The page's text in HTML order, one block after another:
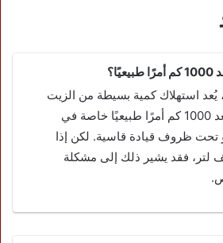
استهلاك كمية بسيطة من الزيت
(أقل من 250 مل) بعد 1000 كم أمرًا طبيعيًا خاصة في
تحت ظروف قيادة قاسية. لكن إذا
لتر، فقد يشير ذلك إلى مشكلة